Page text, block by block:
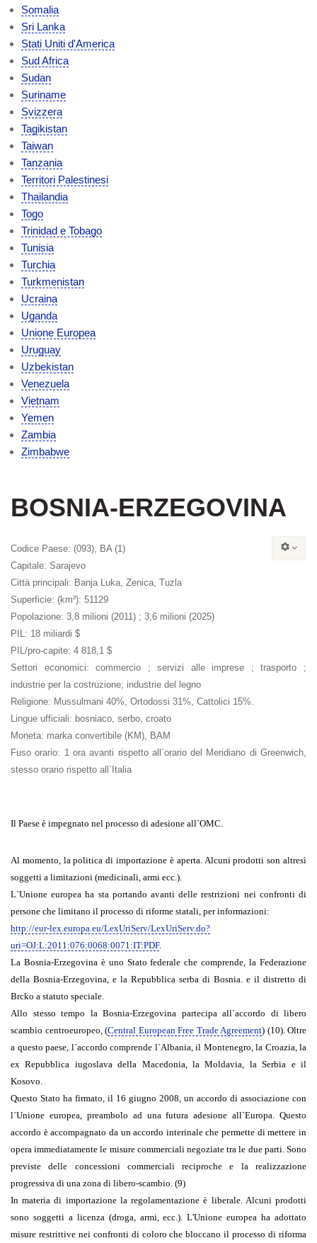
Somalia
Sri Lanka
Stati Uniti d'America
Sud Africa
Sudan
Suriname
Svizzera
Tagikistan
Taiwan
Tanzania
Territori Palestinesi
Thailandia
Togo
Trinidad e Tobago
Tunisia
Turchia
Turkmenistan
Ucraina
Uganda
Unione Europea
Uruguay
Uzbekistan
Venezuela
Vietnam
Yemen
Zambia
Zimbabwe
BOSNIA-ERZEGOVINA
Codice Paese: (093), BA (1)
Capitale: Sarajevo
Città principali: Banja Luka, Zenica, Tuzla
Superficie: (km²): 51129
Popolazione: 3,8 milioni (2011) ; 3,6 milioni (2025)
PIL: 18 miliardi $
PIL/pro-capite: 4 818,1 $
Settori economici: commercio ; servizi alle imprese ; trasporto ;
industrie per la costruzione; industrie del legno
Religione: Mussulmani 40%, Ortodossi 31%, Cattolici 15%.
Lingue ufficiali: bosniaco, serbo, croato
Moneta: marka convertibile (KM), BAM
Fuso orario: 1 ora avanti rispetto all`orario del Meridiano di Greenwich,
stesso orario rispetto all`Italia
Il Paese è impegnato nel processo di adesione all`OMC.
Al momento, la politica di importazione è aperta. Alcuni prodotti son altresì
soggetti a limitazioni (medicinali, armi ecc.).
L`Unione europea ha sta portando avanti delle restrizioni nei confronti di
persone che limitano il processo di riforme statali, per informazioni:
http://eur-lex.europa.eu/LexUriServ/LexUriServ.do?
uri=OJ:L:2011:076:0068:0071:IT:PDF.
La Bosnia-Erzegovina è uno Stato federale che comprende, la Federazione
della Bosnia-Erzegovina, e la Repubblica serba di Bosnia. e il distretto di
Brcko a statuto speciale.
Allo stesso tempo la Bosnia-Erzegovina partecipa all`accordo di libero
scambio centroeuropeo, (Central European Free Trade Agreement) (10). Oltre
a questo paese, l`accordo comprende l`Albania, il Montenegro, la Croazia, la
ex Repubblica iugoslava della Macedonia, la Moldavia, la Serbia e il
Kosovo.
Questo Stato ha firmato, il 16 giugno 2008, un accordo di associazione con
l`Unione europea, preambolo ad una futura adesione all`Europa. Questo
accordo è accompagnato da un accordo interinale che permette di mettere in
opera immediatamente le misure commerciali negoziate tra le due parti. Sono
previste delle concessioni commerciali reciproche e la realizzazione
progressiva di una zona di libero-scambio. (9)
In materia di importazione la regolamentazione è liberale. Alcuni prodotti
sono soggetti a licenza (droga, armi, ecc.). L'Unione europea ha adottato
misure restrittive nei confronti di coloro che bloccano il processo di riforma